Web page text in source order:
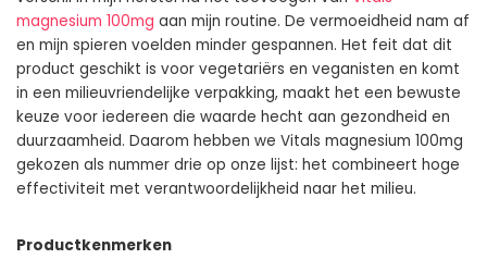
magnesium 100mg aan mijn routine. De vermoeidheid nam af
en mijn spieren voelden minder gespannen. Het feit dat dit
product geschikt is voor vegetariërs en veganisten en komt
in een milieuvriendelijke verpakking, maakt het een bewuste
keuze voor iedereen die waarde hecht aan gezondheid en
duurzaamheid. Daarom hebben we Vitals magnesium 100mg
gekozen als nummer drie op onze lijst: het combineert hoge
effectiviteit met verantwoordelijkheid naar het milieu.
Productkenmerken